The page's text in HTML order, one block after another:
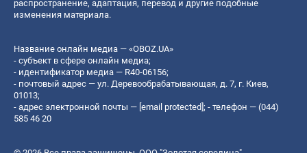
распространение, адаптация, перевод и другие подобные
изменения материала.
Название онлайн медиа — «OBOZ.UA»
- субъект в сфере онлайн медиа;
- идентификатор медиа — R40-06156;
- почтовый адрес — ул. Деревообрабатывающая, д. 7, г. Киев,
01013;
- адрес электронной почты — [email protected]; - телефон — (044)
585 46 20